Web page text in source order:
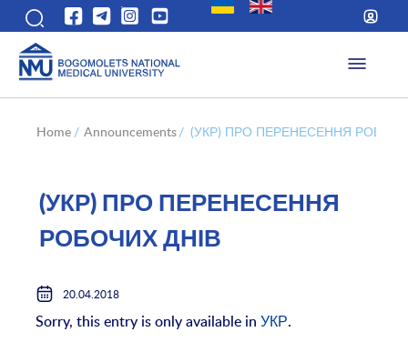
Home / Announcements/ (УКР) ПРО ПЕРЕНЕСЕННЯ
(УКР) ПРО ПЕРЕНЕСЕННЯ
РОБОЧИХ ДНІВ
20.04.2018
Sorry, this entry is only available inУКР.